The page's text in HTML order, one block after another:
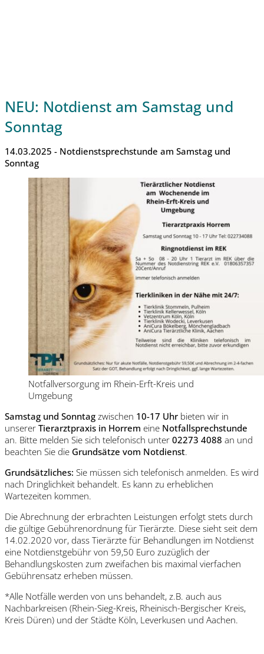
NEU: Notdienst am Samstag und
Sonntag
14.03.2025 - Notdienstsprechstunde am Samstag und
Sonntag
Notfallversorgung im Rhein-Erft-Kreis und
Umgebung
Samstag und Sonntag zwischen 10-17 Uhr bieten wir in
unserer Tierarztpraxis in Horrem eine Notfallsprechstunde
an. Bitte melden Sie sich telefonisch unter 02273 4088 an und
beachten Sie die Grundsätze vom Notdienst.
Grundsätzliches: Sie müssen sich telefonisch anmelden. Es wird
nach Dringlichkeit behandelt. Es kann zu erheblichen
Wartezeiten kommen.
Die Abrechnung der erbrachten Leistungen erfolgt stets durch
die gültige Gebührenordnung für Tierärzte. Diese sieht seit dem
14.02.2020 vor, dass Tierärzte für Behandlungen im Notdienst
eine Notdienstgebühr von 59,50 Euro zuzüglich der
Behandlungskosten zum zweifachen bis maximal vierfachen
Gebührensatz erheben müssen.
*Alle Notfälle werden von uns behandelt, z.B. auch aus
Nachbarkreisen (Rhein-Sieg-Kreis, Rheinisch-Bergischer Kreis,
Kreis Düren) und der Städte Köln, Leverkusen und Aachen.